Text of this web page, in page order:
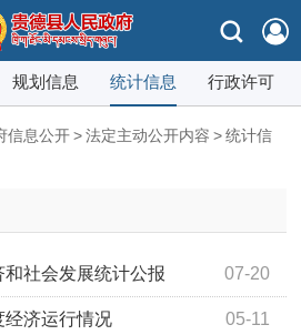
规划信息 统计信息 行政许可
信息公开 > 法定主动公开内容 > 统计信
07-20
社会发展统计公报
05-11
经济运行情况